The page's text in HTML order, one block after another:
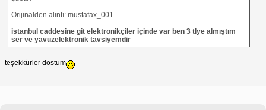
aşağıdakilerden satın alınabilir:
İhtiyaçlarınıza en uygun termal macunu bulmak için
farklı seçenekleri keşfetmenizi tavsiye ederiz.
Orijinalden alıntı: mustafax_001
istanbul caddesine git elektronikçiler içinde var ben 3 tlye almıştım
ser ve yavuzelektronik tavsiyemdir
teşekkürler dostum